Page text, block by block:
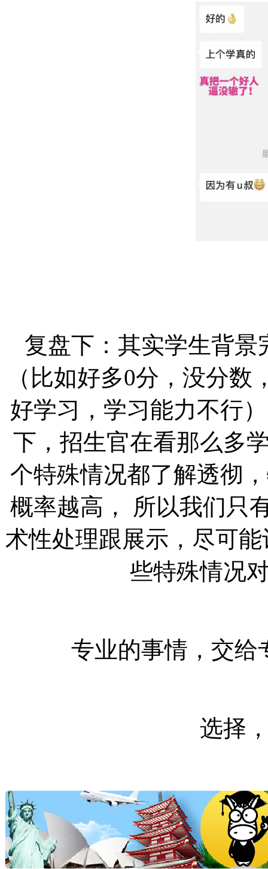
复盘下：其实学生背
（比如好多0分，没分数
好学习，学习能力不行
下，招生官在看那么多
个特殊情况都了解透彻
概率越高， 所以我们只
术性处理跟展示，尽可
些特殊情况
专业的事情，交给
选择